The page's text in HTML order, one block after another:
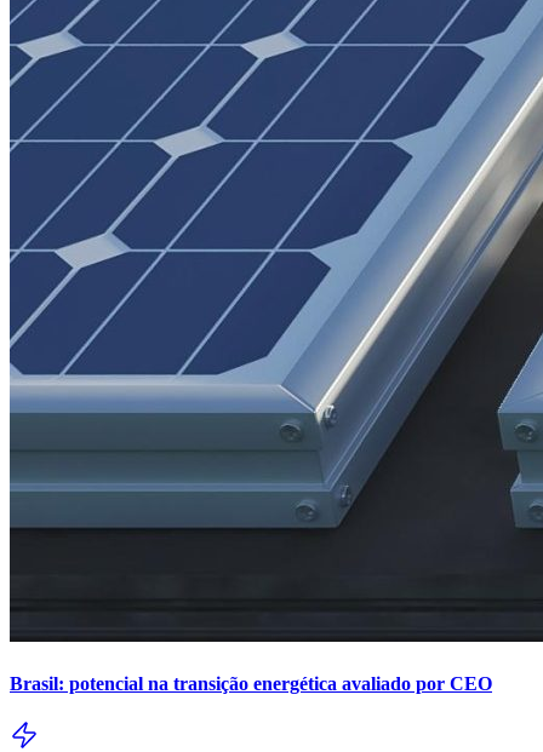
Brasil: potencial na transição energética avaliado por CEO